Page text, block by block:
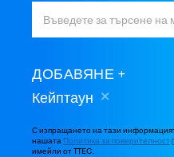
ДОБАВЯНЕ
Кейптаун
С изпращането на тази
нашата Политика за поверителност
имейли от TTEC.